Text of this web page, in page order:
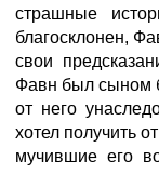
страшные
благосклонен,
свои
Фавн был сыном
от него
хотел получить
мучившие его